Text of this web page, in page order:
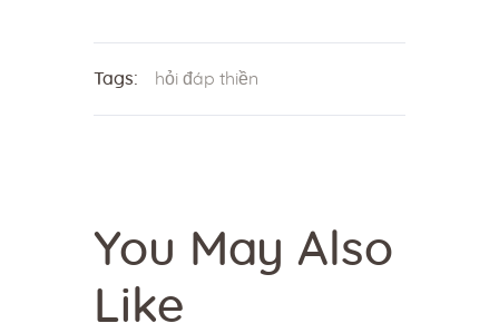
Tags: hỏi đáp thiền
You May Also
Like